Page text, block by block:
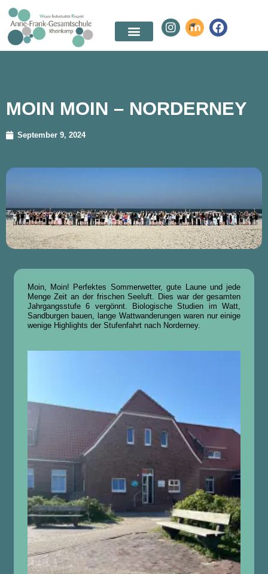
MOIN MOIN – NORDERNEY
September 9, 2024
Moin, Moin! Perfektes Sommerwetter, gute Laune und jede
Menge Zeit an der frischen Seeluft. Dies war der gesamten
Jahrgangsstufe 6 vergönnt. Biologische Studien im Watt,
Sandburgen bauen, lange Wattwanderungen waren nur einige
wenige Highlights der Stufenfahrt nach Norderney.